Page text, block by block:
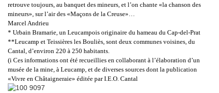
retrouve toujours, au banquet des mineurs, et l’on chante «la chanson des
mineurs», sur l’air des «Maçons de la Creuse»…
MarcelAndrieu
* Urbain Bramarie, un Leucampois originaire du hameau du Cap-del-Prat
**Leucamp et Teissières les Bouliès, sont deux communes voisines, du
Cantal, d’environ 220 à 250 habitants.
(i Ces informations ont été recueillies en collaborant à l’élaboration d’un
musée de la mine, à Leucamp, et de diverses sources dont la publication
«Vivre en Châtaigneraie» éditée par I.E.O. Cantal